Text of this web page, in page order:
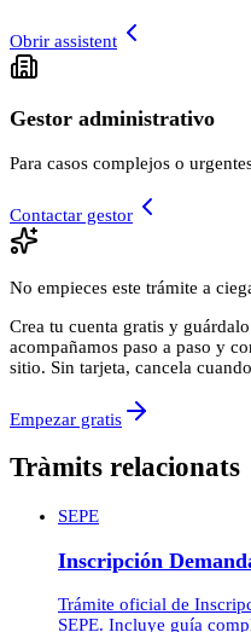
Obrir assistent
Gestor administrativo
Para casos complejos o
Contactar gestor
No empieces este trámite a
Crea tu cuenta gratis y
acompañamos paso a paso y
sitio. Sin tarjeta, cancela
Empezar gratis
Tràmits relacionats
SEPE
Inscripción
Trámite oficial de
SEPE. Incluye guía